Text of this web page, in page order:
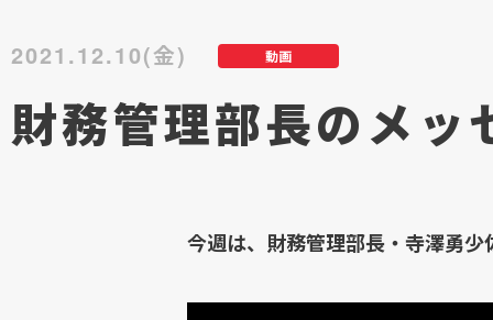
動画
2021.12.10(金)
財務管理部長のメッ
今週は、財務管理部長・寺澤勇